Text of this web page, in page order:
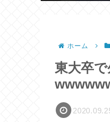
ホーム
東大卒